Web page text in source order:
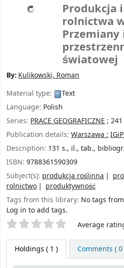
Produkcja
rolnictwa
światowej
By: Kulikowski, Roman
Material type:
Text
Language: Polish
Series: PRACE GEOGRAFICZNE; 241
Publication details: Warszawa :
Description: 131 s., il., tab.,
ISBN: 9788361590309
Subject(s): produkcja roślinna
rolnictwo
produktywność
Tags from this library: No tags
Log in to add tags.
Star ratings Average
Holdings ( 1 ) Comments ( 0